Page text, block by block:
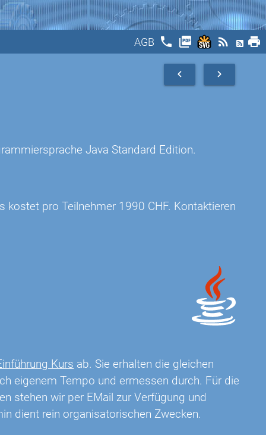
AGB phone picture_as_pdf rss_feed print
navigate_next
navigate_before
Java Standard Edition.
kostet pro Teilnehmer 1990 CHF. Kontaktieren
Kurs ab. Sie erhalten die gleichen
eigenem Tempo und ermessen durch. Für die
stehen wir per EMail zur Verfügung und
dient rein organisatorischen Zwecken.